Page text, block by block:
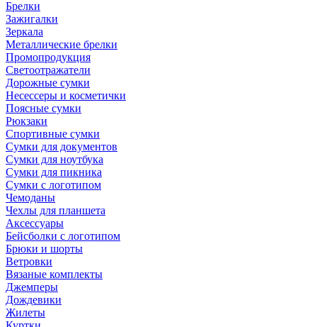
Брелки
Зажигалки
Зеркала
Металлические брелки
Промопродукция
Светоотражатели
Дорожные сумки
Несессеры и косметички
Поясные сумки
Рюкзаки
Спортивные сумки
Сумки для документов
Сумки для ноутбука
Сумки для пикника
Сумки с логотипом
Чемоданы
Чехлы для планшета
Аксессуары
Бейсболки с логотипом
Брюки и шорты
Ветровки
Вязаные комплекты
Джемперы
Дождевики
Жилеты